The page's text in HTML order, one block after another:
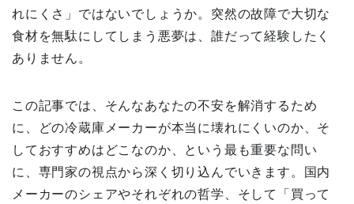
れにくさ」ではないでしょうか。突然の故障で大切な
食材を無駄にしてしまう悪夢は、誰だって経験したく
ありません。
この記事では、そんなあなたの不安を解消するため
に、どの冷蔵庫メーカーが本当に壊れにくいのか、そ
しておすすめはどこなのか、という最も重要な問い
に、専門家の視点から深く切り込んでいきます。国内
メーカーのシェアやそれぞれの哲学、そして「買って